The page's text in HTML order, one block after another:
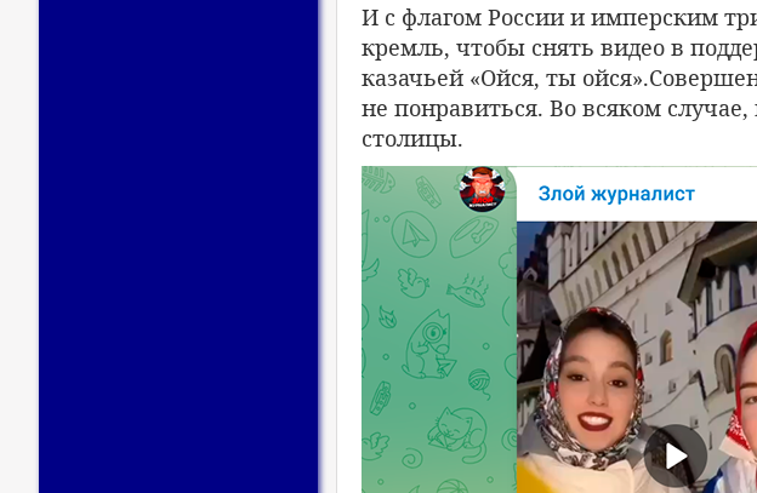
И с флагом России и имперским
кремль, чтобы снять видео в
казачьей «Ойся, ты
не понравиться. Во всяком
столицы.